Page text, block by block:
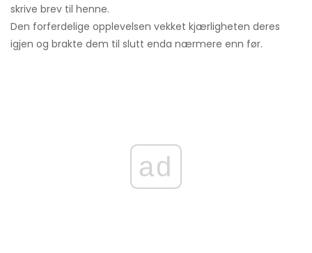
skrive brev til henne.
Den forferdelige opplevelsen vekket kjærligheten deres
igjen og brakte dem til slutt enda nærmere enn før.
ad